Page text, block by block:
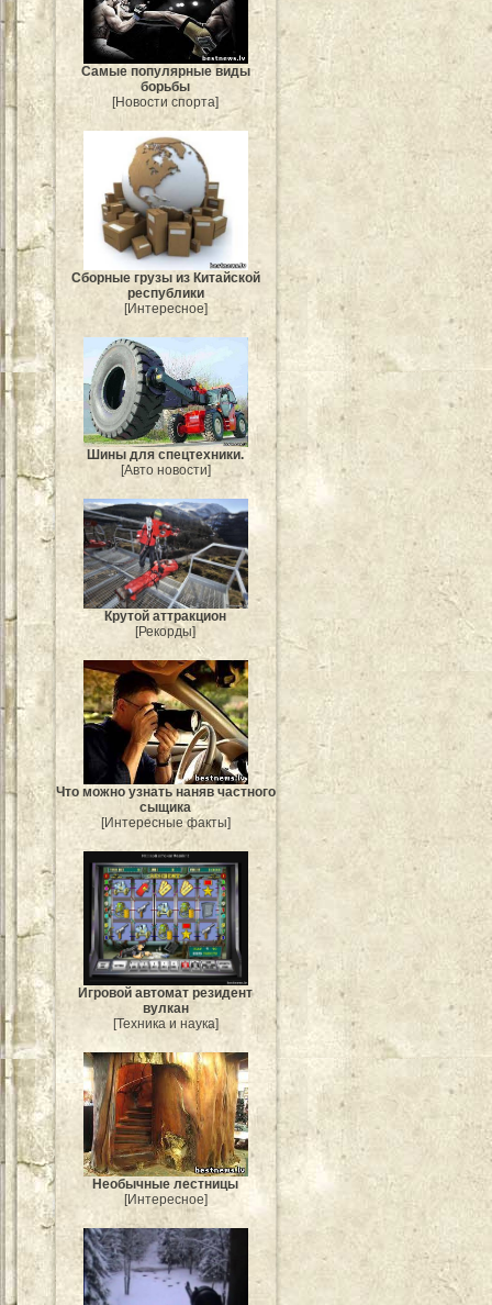
Самые популярные виды
борьбы
[Новости спорта]
Сборные грузы из Китайской
республики
[Интересное]
Шины для спецтехники.
[Авто новости]
Крутой аттракцион
[Рекорды]
Что можно узнать наняв частного
сыщика
[Интересные факты]
Игровой автомат резидент
вулкан
[Техника и наука]
Необычные лестницы
[Интересное]